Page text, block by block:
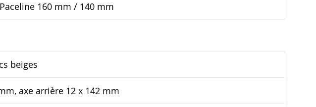
160 mm / 140 mm
beiges
axe arrière 12 x 142 mm